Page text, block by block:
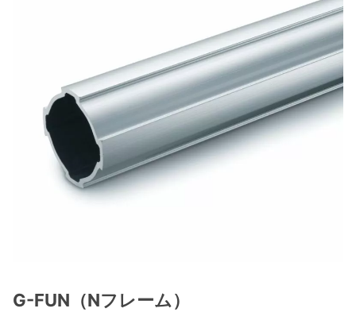
G-FUN（Nフレーム）